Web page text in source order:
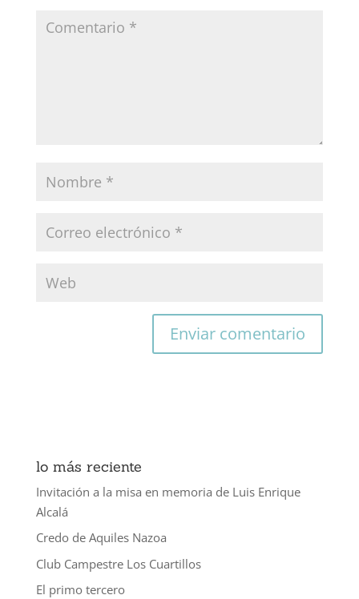
lo más reciente
Invitación a la misa en memoria de Luis Enrique
Alcalá
Credo de Aquiles Nazoa
Club Campestre Los Cuartillos
El primo tercero